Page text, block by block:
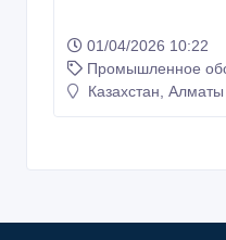
01/04/2026 10:22
Промышленное
Казахстан, Алматы